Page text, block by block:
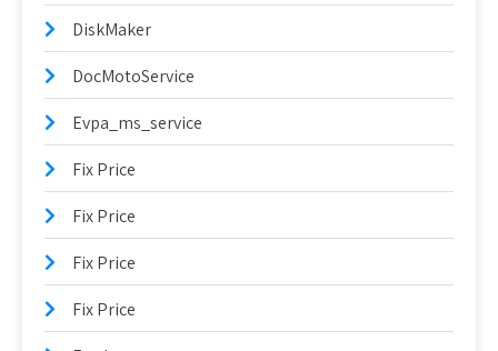
DiskMaker
DocMotoService
Evpa_ms_service
Fix Price
Fix Price
Fix Price
Fix Price